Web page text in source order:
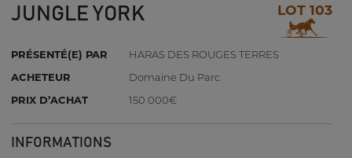
JUNGLE YORK LOT 103
PRÉSENTÉ(E) PAR
HARAS DES ROUGES TERRES
ACHETEUR
Domaine Du Parc
PRIX D’ACHAT
150 000€
INFORMATIONS